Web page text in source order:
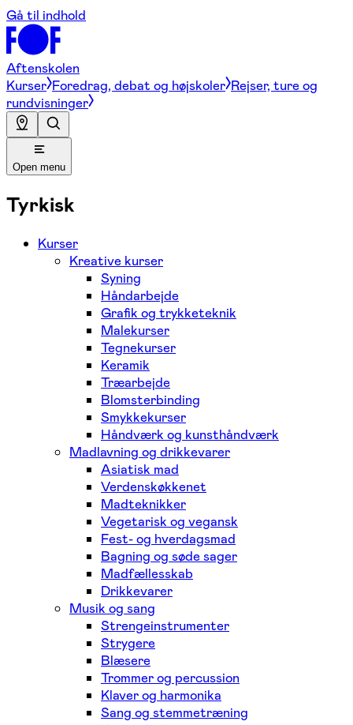
Gå til indhold
Aftenskolen
Kurser Foredrag, debat og højskoler Rejser, ture og
rundvisninger
Open menu
Tyrkisk
Kurser
Kreative kurser
Syning
Håndarbejde
Grafik og trykketeknik
Malekurser
Tegnekurser
Keramik
Træarbejde
Blomsterbinding
Smykkekurser
Håndværk og kunsthåndværk
Madlavning og drikkevarer
Asiatisk mad
Verdenskøkkenet
Madteknikker
Vegetarisk og vegansk
Fest- og hverdagsmad
Bagning og søde sager
Madfællesskab
Drikkevarer
Musik og sang
Strengeinstrumenter
Strygere
Blæsere
Trommer og percussion
Klaver og harmonika
Sang og stemmetræning